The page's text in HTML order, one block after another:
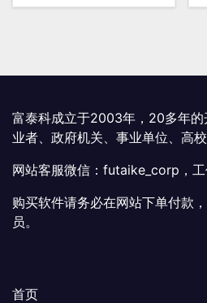
¥299.00。
富泰科成立于2003年，20多年
业者、政府机关、事业单位、高校
网站客服微信：futaike_corp，
购买软件请务必在网站下单付款
员。
首页